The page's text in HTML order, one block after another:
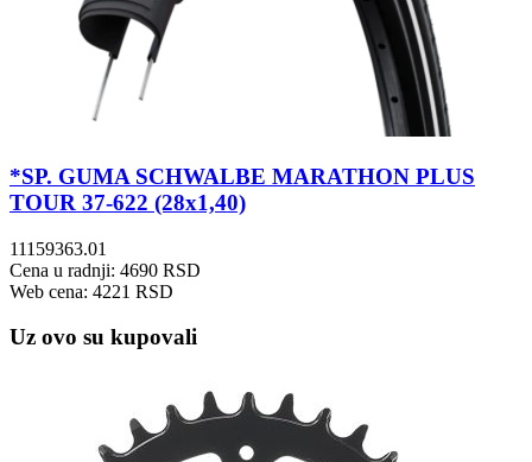
*SP. GUMA SCHWALBE MARATHON PLUS
TOUR 37-622 (28x1,40)
11159363.01
Cena u radnji: 4690 RSD
Web cena: 4221 RSD
Uz ovo su kupovali